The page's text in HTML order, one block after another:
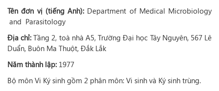
Tên đơn vị (tiếng Anh): Department of Medical Microbiology
and Parasitology
Địa chỉ: Tầng 2, toà nhà A5, Trường Đại học Tây Nguyên, 567 Lê
Duẩn, Buôn Ma Thuột, Đắk Lắk
Năm thành lập: 1977
Bộ môn Vi Ký sinh gồm 2 phân môn: Vi sinh và Ký sinh trùng.